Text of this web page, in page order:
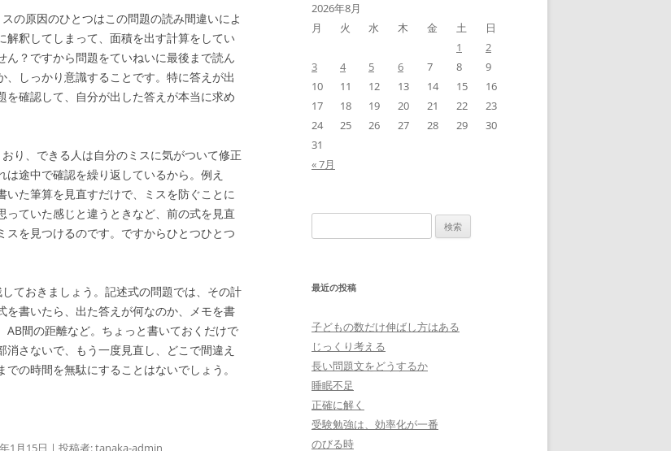
の原因のひとつはこの問題の読み間違いによ
解釈してしまって、面積を出す計算をしてい
？ですから問題をていねいに最後まで読ん
しっかり意識することです。特に答えが出
確認して、自分が出した答えが本当に求め
り、できる人は自分のミスに気がついて修正
途中で確認を繰り返しているから。例え
た筆算を見直すだけで、ミスを防ぐことに
ていた感じと違うときなど、前の式を見直
スを見つけるのです。ですからひとつひとつ
ておきましょう。記述式の問題では、その計
書いたら、出た答えが何なのか、メモを書
間の距離など。ちょっと書いておくだけで
さないで、もう一度見直し、どこで間違え
の時間を無駄にすることはないでしょう。
1月15日 | 投稿者:tanaka-admin
2026年8月
月
火 水 木 金 土
日
1
2
3
4 5 6 7 8
9
10
11 12 13 14 15
16
17
18 19 20 21 22
23
24
25 26 27 28 29
30
31
« 7月
索:
最近の投稿
子どもの数だけ伸ばし方はある
じっくり考える
長い問題文をどうするか
睡眠不足
正確に解く
受験勉強は、効率化が一番
のびる時